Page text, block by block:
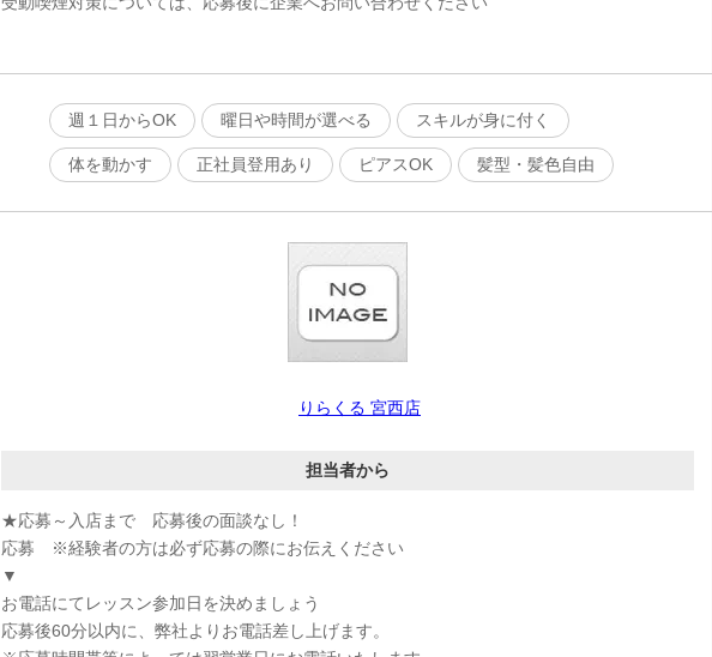
週１日からOK
曜日や時間が選べる スキルが身に付く
体を動かす 正社員登用あり ピアスOK 髪型・髪色自由
りらくる 宮西店
担当者から
★応募～入店まで 応募後の面談なし！
応募 ※経験者の方は必ず応募の際にお伝えください
▼
お電話にてレッスン参加日を決めましょう
応募後60分以内に、弊社よりお電話差し上げます。